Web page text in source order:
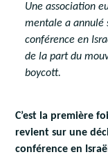
Une association
mentale a annulé
conférence en
de la part du
boycott.
C’est la première
revient sur une
conférence en